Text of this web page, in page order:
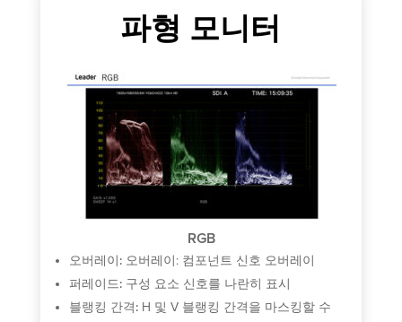
파형 모니터
RGB
오버레이: 오버레이: 컴포넌트 신호 오버레이
퍼레이드: 구성 요소 신호를 나란히 표시
블랭킹 간격: H 및 V 블랭킹 간격을 마스킹할 수